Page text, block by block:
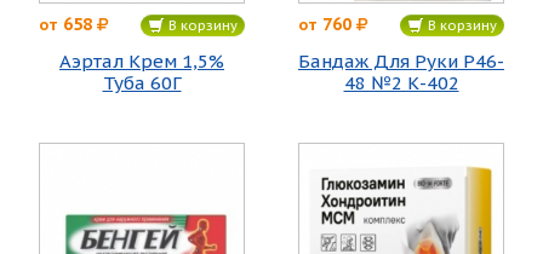
от 658 В корзину
Аэртал Крем 1,5%
Туба 60Г
от 760 В корзину
Бандаж Для Руки Р46-
48 №2 К-402